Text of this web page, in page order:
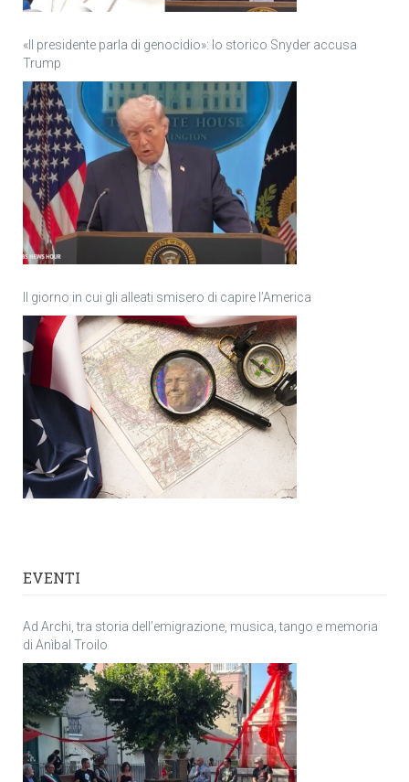
«Il presidente parla di genocidio»: lo storico Snyder accusa
Trump
Il giorno in cui gli alleati smisero di capire l’America
EVENTI
Ad Archi, tra storia dell’emigrazione, musica, tango e memoria
di Anìbal Troilo